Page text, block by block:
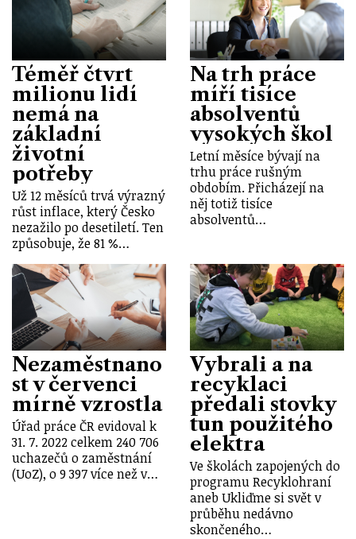
Téměř čtvrt
milionu lidí
nemá na
základní
životní
potřeby
Už 12 měsíců trvá výrazný
růst inflace, který Česko
nezažilo po desetiletí. Ten
způsobuje, že 81 %…
Na trh práce
míří tisíce
absolventů
vysokých škol
Letní měsíce bývají na
trhu práce rušným
obdobím. Přicházejí na
něj totiž tisíce
absolventů…
Nezaměstnano
st v červenci
mírně vzrostla
Úřad práce ČR evidoval k
31. 7. 2022 celkem 240 706
uchazečů o zaměstnání
(UoZ), o 9 397 více než v…
Vybrali a na
recyklaci
předali stovky
tun použitého
elektra
Ve školách zapojených do
programu Recyklohraní
aneb Ukliďme si svět v
průběhu nedávno
skončeného…